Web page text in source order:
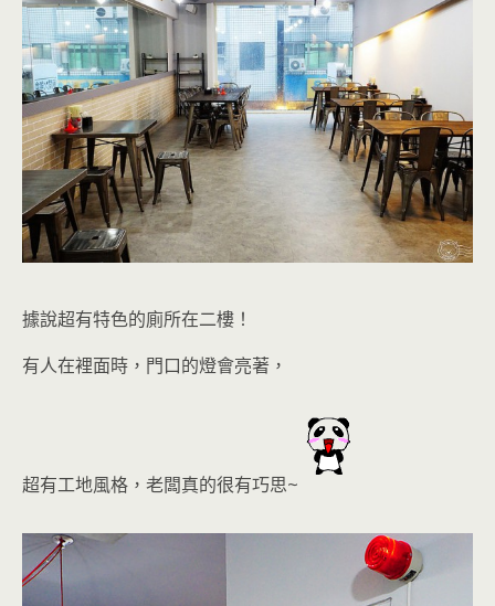
據說超有特色的廁所在二樓！
有人在裡面時，門口的燈會亮著，
超有工地風格，老闆真的很有巧思~